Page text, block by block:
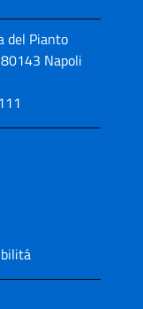
del Pianto
Napoli